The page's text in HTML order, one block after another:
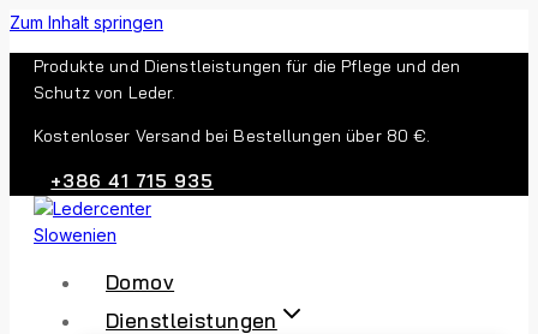
Zum Inhalt springen
Produkte und Dienstleistungen für die Pflege und den
Schutz von Leder.
Kostenloser Versand bei Bestellungen über 80 €.
+386 41 715 935
Domov
Dienstleistungen